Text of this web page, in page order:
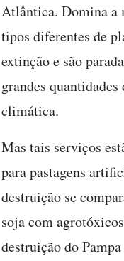
Atlântica. Domina a
tipos diferentes de
extinção e são
grandes
climática.
Mas tais serviços
para pastagens
destruição se
soja com
destruição do